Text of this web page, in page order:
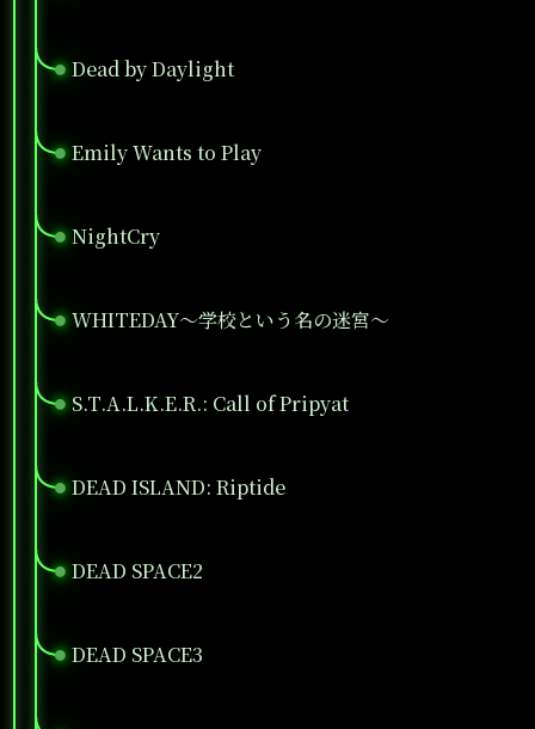
Dead by Daylight
●
Emily Wants to Play
●
NightCry
●
WHITEDAY～学校という名の迷宮～
●
S.T.A.L.K.E.R.: Call of Pripyat
●
DEAD ISLAND: Riptide
●
DEAD SPACE2
●
DEAD SPACE3
●